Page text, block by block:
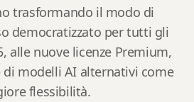
trasformando il modo di
democratizzato per tutti gli
alle nuove licenze Premium,
modelli AI alternativi come
flessibilità.